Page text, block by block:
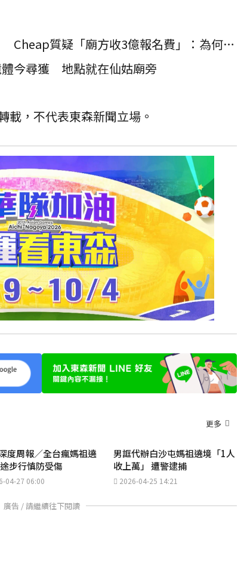
白沙屯媽祖進香爆垃圾亂象！ Cheap質疑「廟方收3億報名費」：為何不請專業清潔公司
今尋獲 地點就在仙姑廟旁
載，不代表東森新聞立場。
更多
度周報／全台瘋媽祖遶
步行慎防受傷
04-27 06:00
男誆代辦白沙屯媽祖遶境「1人
收上萬」 遭警逮捕
2026-04-25 14:21
廣告 / 請繼續往下閱讀